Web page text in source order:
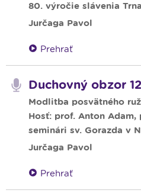
80. výročie slávenia
Jurčaga Pavol
Prehrať
Duchovný obzor
Modlitba posvätného
Hosť: prof. Anton
seminári sv. Gorazda v
Jurčaga Pavol
Prehrať